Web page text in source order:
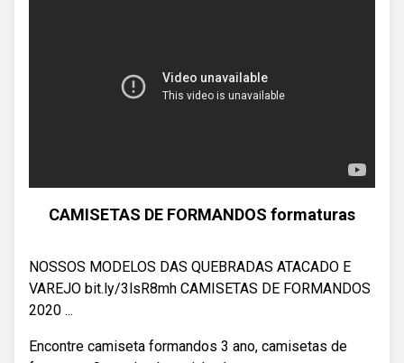
CAMISETAS DE FORMANDOS formaturas
NOSSOS MODELOS DAS QUEBRADAS ATACADO E
VAREJO bit.ly/3lsR8mh CAMISETAS DE FORMANDOS
2020 ...
Encontre camiseta formandos 3 ano, camisetas de